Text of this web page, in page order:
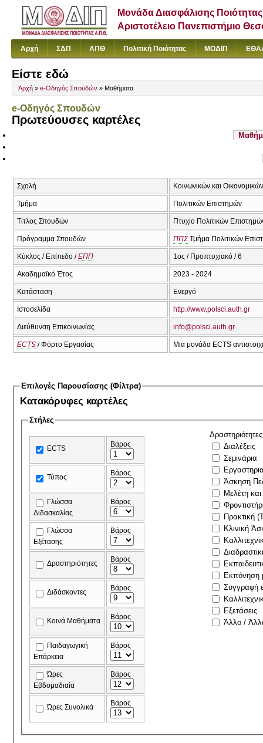
Μονάδα Διασφάλισης Ποιότητας
Αριστοτέλειο Πανεπιστήμιο
Αρχή ΣΔΠ ΑΠΘ Πολιτική Ποιότητας ΜΟΔΙΠ
Είστε εδώ
Αρχή » e-Οδηγός Σπουδών » Μαθήματα
e-Οδηγός Σπουδών
Πρωτεύουσες καρτέλες
Σχολή Κοινωνικών και
Τμήμα Πολιτικών Επιστημών
Τίτλος Σπουδών Πτυχίο Πολιτικών
Πρόγραμμα Σπουδών ΠΠΣΤμήμα Πολιτικών
Κύκλος / Επίπεδο /ΕΠΠ 1ος / Προπτυχιακό / 6
Ακαδημαϊκό Έτος 2023 - 2024
Κατάσταση Ενεργό
Ιστοσελίδα http://www.polsci.auth.gr
Διεύθυνση Επικοινωνίας info@polsci.auth.gr
ECTS / Φόρτο Εργασίας Μια μονάδα ECTS
Επιλογές Παρουσίασης (Φίλτρα)
Κατακόρυφες καρτέλες
Στήλες
ECTS Βάρος
Τύπος Βάρος
Γλώσσα
Διδασκαλίας
Βάρος
Γλώσσα
Εξέτασης
Βάρος
Δραστηριότητες Βάρος
Διδάσκοντες Βάρος
Κοινά Μαθήματα Βάρος
Παιδαγωγική
Επάρκεια
Βάρος
Ώρες
Εβδομαδιαία
Βάρος
Ώρες Συνολικά Βάρος
Δραστηριότητες
Διαλέξεις
Σεμινάρια
Άσκηση
Μελέτη
Πρακτική
Κλινική
Εκπόνηση
Συγγραφή
Εξετάσεις
Άλλο /